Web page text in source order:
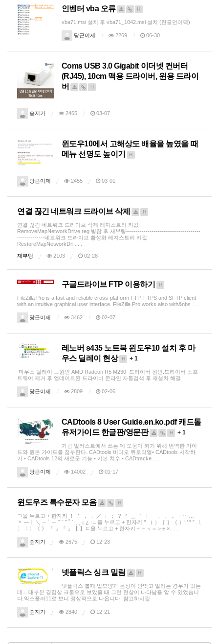
인벤터 vba 오류 H
vba71.msi 설치 후 vba71_1042.msi 설치 (한글언어팩)
당근이제 2269 06-30
Coms USB 3.0 Gigabit 이더넷 컨버터
(RJ45), 10cm 맥용 드라이버, 윈용 드라이
버
H
숲지기 2465 03-07
윈도우10에서 고해상도 배율을 높였을 때
메뉴 선명도 높이기
H
당근이제 2455 03-01
연결 끊긴 네트워크 드라이브 삭제 H
연결 끊긴 네트워크 드라이브 삭제 레지스트리 키값
RemoveMapNetworkDrive.reg 병합 후 재부팅--------------------------------------
--------------네트워크 드라이브 활성화 레지스트리 키값
RestoreMapNetworkDri . . .
재부팅
2103 02-28
구글드라이브 FTP 이용하기 H
FileZilla Pro is a fast and reliable cross-platform FTP, FTPS and SFTP client
with an intuitive graphical user interface. FileZilla Pro works also with&nbs . . .
당근이제 3462 02-07
레노버 s435 노트북 윈도우10 설치 후 마
우스 딜레이 현상
H + 1
마우스 딜레이 ㅡ원인 AMD Radeon R5 M230 드라이버 원인.드라이버 소프
트웨어 제거 후 업데이트된 드라이버 온라인 자동검색 후 재설치 해결
당근이제 2809 02-06
CADtools 8 User Guide.en.ko.pdf 캐드톨
유저가이드 한글판/영문판
H + 1
가끔 일러스트에서 쓰는 데 도움이 되기 위해 번역한 가이
드와 원본 가이드를 첨부한다. CADtools 비디오 튜토리얼• CADtools 시작하
기 • CADtools 12의 새로운 기능 • 기본 치수 • CADtracke . . .
당근이제 14002 01-17
윈도우즈 특수문자 모음 H
ㄱ을 누르고 + 한자키 ！ ＇ ， ． ／ ： ； ？ ＾ ＿ ｀ ｜ ￣ 、 、 。 · ‥ … ¨
〃 ― ∥ ＼ ∼ ´ ～ ˇ ˘ ˝ ˚ ˙ ¸ ˛ ¡ ¿ ːㄴ을 누르고 + 한자키＂（ ）［ ］｛ ｝‘ ’ “ ” 〔
〕〈 〉《 》 「 」『 』【 】ㄷ을 누르고 + 한자키＋－＜＝＞± × . . .
숲지기 2675 12-23
넷플릭스 싱크 밀림 H
넷플릭스 볼때 입모양과 음성이 안맞고 밀리는 경우가 있는
데... 대부분 경험상 크롬으로 보았을 때 그런 현상이 나타남을 알 수 있었습니
다.익스폴러11로 보니 정상적으로 나옵니다. 참고하시길
숲지기 2840 12-21